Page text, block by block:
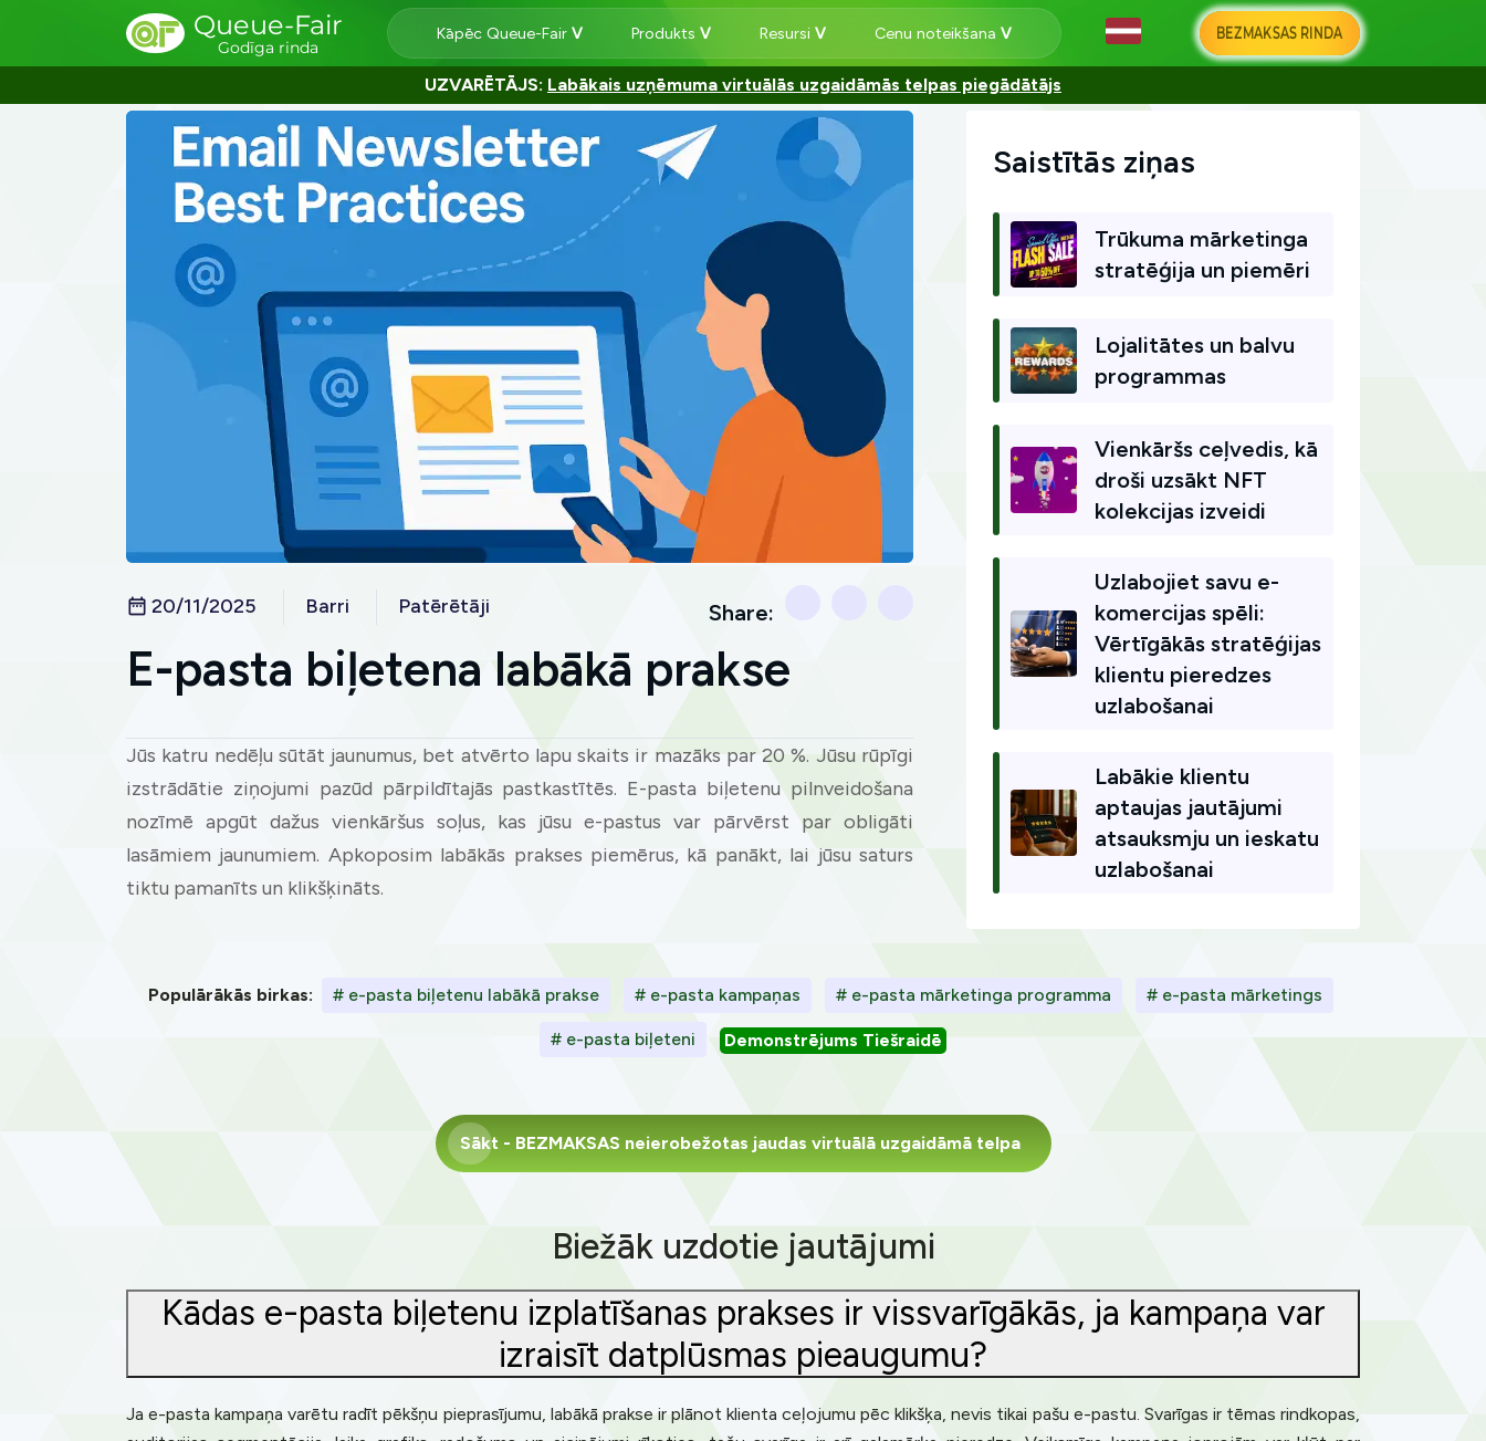
Queue-Fair
Godīga rinda
Kāpēc Queue-Fair Produkts Resursi Cenu noteikšana BEZMAKSAS RINDA
UZVARĒTĀJS: Labākais uzņēmuma virtuālās uzgaidāmās telpas piegādātājs
20/11/2025 Barri Patērētāji Share:
E-pasta biļetena labākā prakse
Jūs katru nedēļu sūtāt jaunumus, bet atvērto lapu skaits ir mazāks par 20 %. Jūsu rūpīgi
izstrādātie ziņojumi pazūd pārpildītajās pastkastītēs. E-pasta biļetenu pilnveidošana
nozīmē apgūt dažus vienkāršus soļus, kas jūsu e-pastus var pārvērst par obligāti
lasāmiem jaunumiem. Apkoposim labākās prakses piemērus, kā panākt, lai jūsu saturs
tiktu pamanīts un klikšķināts.
Saistītās ziņas
Trūkuma mārketinga
stratēģija un piemēri
Lojalitātes un balvu
programmas
Vienkāršs ceļvedis, kā
droši uzsākt NFT
kolekcijas izveidi
Uzlabojiet savu e-
komercijas spēli:
Vērtīgākās stratēģijas
klientu pieredzes
uzlabošanai
Labākie klientu
aptaujas jautājumi
atsauksmju un ieskatu
uzlabošanai
Populārākās birkas: # e-pasta biļetenu labākā prakse # e-pasta kampaņas # e-pasta mārketinga programma # e-pasta mārketings
# e-pasta biļeteni Demonstrējums Tiešraidē
Sākt- BEZMAKSAS neierobežotas jaudas virtuālā uzgaidāmā telpa
Biežāk uzdotie jautājumi
Kādas e-pasta biļetenu izplatīšanas prakses ir vissvarīgākās, ja kampaņa var
izraisīt datplūsmas pieaugumu?
Ja e-pasta kampaņa varētu radīt pēkšņu pieprasījumu, labākā prakse ir plānot klienta ceļojumu pēc klikšķa, nevis tikai pašu e-pastu. Svarīgas ir tēmas rindkopas,